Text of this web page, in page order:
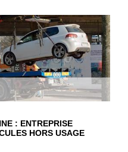
: ENTREPRISE
HORS USAGE